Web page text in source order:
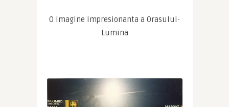
O imagine impresionanta a Orasului-
Lumina